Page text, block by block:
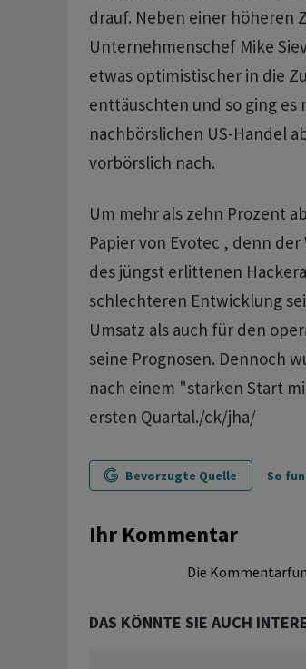
drauf. Neben einer höheren
Unternehmenschef Mike
etwas optimistischer in die
enttäuschten und so ging es
nachbörslichen US-Handel
vorbörslich nach.
Um mehr als zehn Prozent
Papier von Evotec , denn
des jüngst erlittenen
schlechteren Entwicklung
Umsatz als auch für den
seine Prognosen. Dennoch
nach einem "starken Start
ersten Quartal./ck/jha/
Bevorzugte Quelle So
Ihr Kommentar
Die
DAS KÖNNTE SIE AUCH